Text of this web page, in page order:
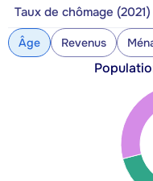
Taux de chômage (2021)
Âge Revenus